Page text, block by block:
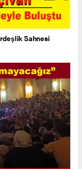
Sahnesi